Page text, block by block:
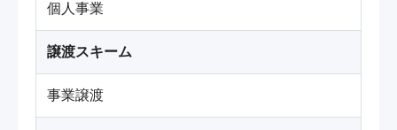
個人事業
譲渡スキーム
事業譲渡